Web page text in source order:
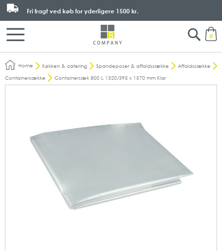
0
Fri fragt ved køb for yderligere 1500 kr.
Search
Home Køkken & catering Spandeposer & affaldssække
Affaldssække
Containersække
Containersæk 800 L 1320/395 x 1570 mm Klar